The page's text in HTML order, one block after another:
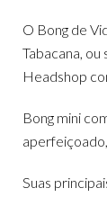
O Bong de
Tabacana, ou
Headshop
Bong mini
Suas